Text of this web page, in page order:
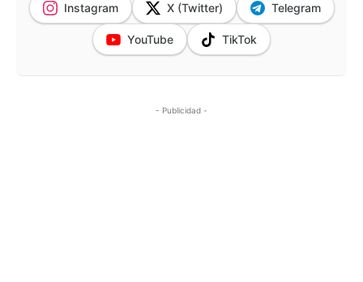
Instagram X (Twitter) Telegram
YouTube TikTok
- Publicidad -